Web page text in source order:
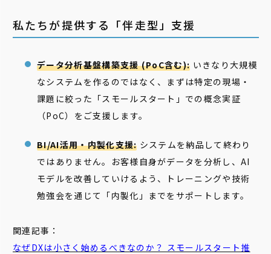
私たちが提供する「伴走型」支援
データ分析基盤構築支援 (PoC含む): いきなり大規模
なシステムを作るのではなく、まずは特定の現場・
課題に絞った「スモールスタート」での概念実証
（PoC）をご支援します。
BI/AI活用・内製化支援: システムを納品して終わり
ではありません。お客様自身がデータを分析し、AI
モデルを改善していけるよう、トレーニングや技術
勉強会を通じて「内製化」までをサポートします。
関連記事：
なぜDXは小さく始めるべきなのか？ スモールスタート推